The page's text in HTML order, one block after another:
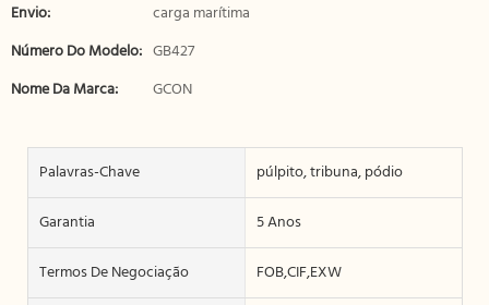
Envio:
carga marítima
Número Do Modelo: GB427
Nome Da Marca:
GCON
Palavras-Chave
púlpito, tribuna, pódio
Garantia
5 Anos
Termos De Negociação
FOB,CIF,EXW